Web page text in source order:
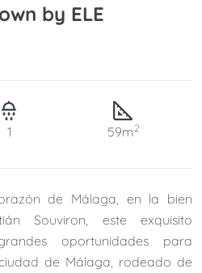
by ELE
1 59m2
de Málaga, en la bien
Souviron, este exquisito
oportunidades para
de Málaga, rodeado de